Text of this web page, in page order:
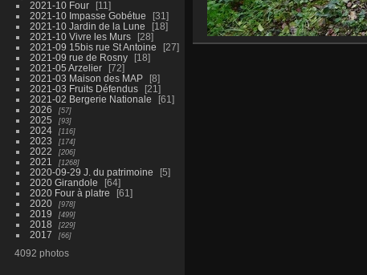
2021-10 Four
11
2021-10 Impasse Gobétue
31
2021-10 Jardin de la Lune
18
2021-10 Vivre les Murs
28
2021-09 15bis rue St Antoine
27
2021-09 rue de Rosny
18
2021-05 Arzelier
72
2021-03 Maison des MAP
8
2021-03 Fruits Défendus
21
2021-02 Bergerie Nationale
61
2026
57
2025 93
2024 116
2023 174
2022 206
2021 1268
2020-09-29 J. du patrimoine
5
2020 Girandole
64
2020 Four à platre
61
2020
978
2019 499
2018 229
2017 66
4092 photos